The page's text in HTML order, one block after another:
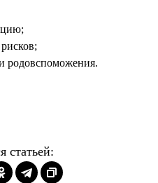
родовспоможения.
статьей: